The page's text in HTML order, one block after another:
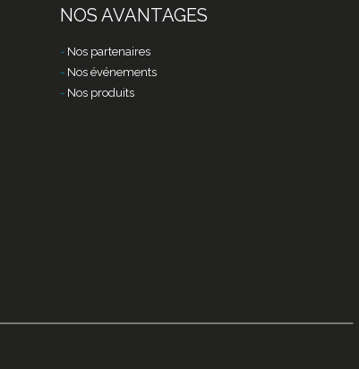
NOS AVANTAGES
Nos partenaires
Nos événements
Nos produits